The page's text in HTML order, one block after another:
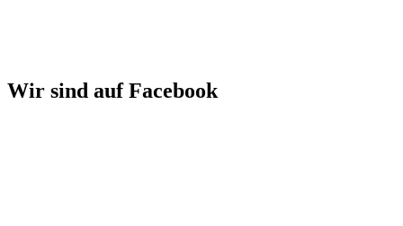
Wir sind auf Facebook